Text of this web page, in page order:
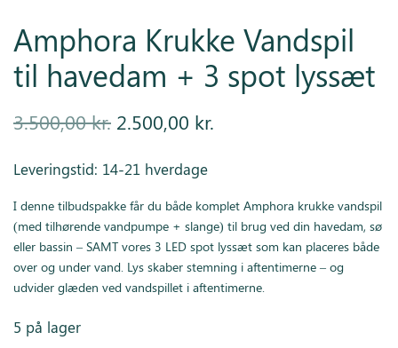
Amphora Krukke Vandspil
til havedam + 3 spot lyssæt
3.500,00kr. Den
3.500,00 kr..
2.500,00 kr.
2.500,00 kr..
Leveringstid: 14-21 hverdage
I denne tilbudspakke får du både komplet Amphora krukke vandspil
(med tilhørende vandpumpe + slange) til brug ved din havedam, sø
eller bassin – SAMT vores 3 LED spot lyssæt som kan placeres både
over og under vand. Lys skaber stemning i aftentimerne – og
udvider glæden ved vandspillet i aftentimerne.
5 på lager